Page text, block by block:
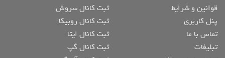
قوانین و شرایط
پنل کاربری
تماس با ما
تبلیغات
ثبت کانال سروش
ثبت کانال روبیکا
ثبت کانال ایتا
ثبت کانال گپ